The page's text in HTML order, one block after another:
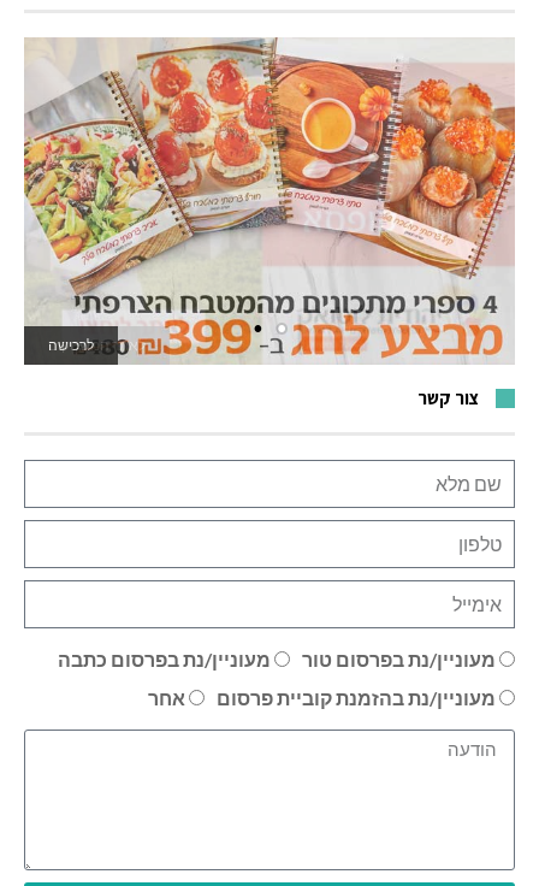
לרכישה
לאתר המשחקים
צור קשר
מעוניין/נת בפרסום טור
מעוניין/נת בפרסום כתבה
מעוניין/נת בהזמנת קוביית פרסום
אחר